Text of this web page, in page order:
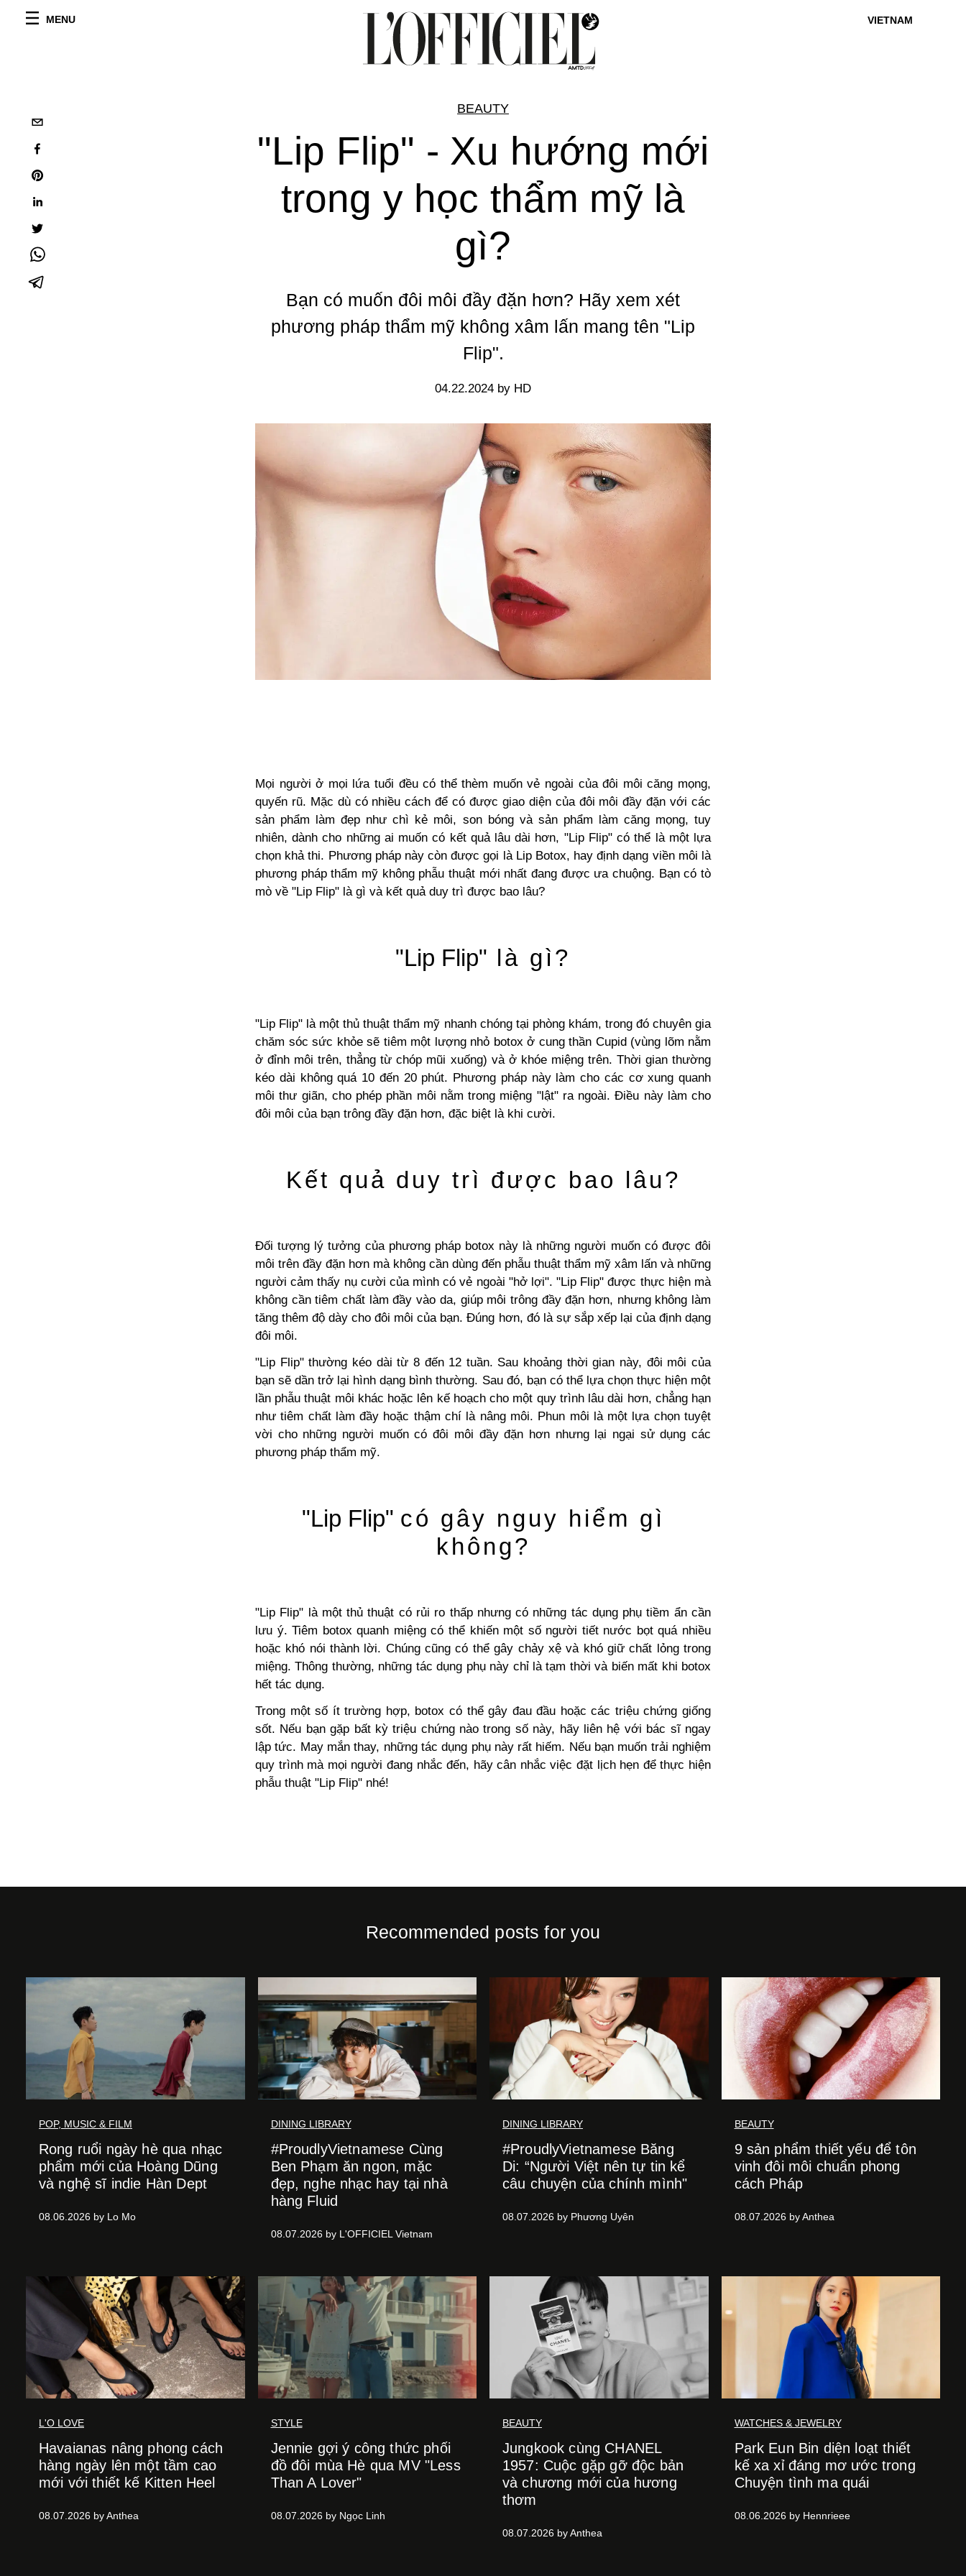
MENU VIETNAM
BEAUTY
"Lip Flip" - Xu hướng mới
trong y học thẩm mỹ là
gì?
Bạn có muốn đôi môi đầy đặn hơn? Hãy xem xét
phương pháp thẩm mỹ không xâm lấn mang tên "Lip
Flip".
04.22.2024 by HD
Mọi người ở mọi lứa tuổi đều có thể thèm muốn vẻ ngoài của đôi môi căng mọng,
quyến rũ. Mặc dù có nhiều cách để có được giao diện của đôi môi đầy đặn với các
sản phẩm làm đẹp như chì kẻ môi, son bóng và sản phẩm làm căng mọng, tuy
nhiên, dành cho những ai muốn có kết quả lâu dài hơn, "Lip Flip"có thể là một lựa
chọn khả thi. Phương pháp này còn được gọi là Lip Botox, hay định dạng viền môi là
phương pháp thẩm mỹ không phẫu thuật mới nhất đang được ưa chuộng. Bạn có tò
mò về "Lip Flip" là gì và kết quả duy trì được bao lâu?
"Lip Flip" là gì?
"Lip Flip" là một thủ thuật thẩm mỹ nhanh chóng tại phòng khám, trong đó chuyên gia
chăm sóc sức khỏe sẽ tiêm một lượng nhỏ botox ở cung thần Cupid (vùng lõm nằm
ở đỉnh môi trên, thẳng từ chóp mũi xuống) và ở khóe miệng trên. Thời gian thường
kéo dài không quá 10 đến 20 phút. Phương pháp này làm cho các cơ xung quanh
môi thư giãn, cho phép phần môi nằm trong miệng "lật" ra ngoài. Điều này làm cho
đôi môi của bạn trông đầy đặn hơn, đặc biệt là khi cười.
Kết quả duy trì được bao lâu?
Đối tượng lý tưởng của phương pháp botox này là những người muốn có được đôi
môi trên đầy đặn hơn mà không cần dùng đến phẫu thuật thẩm mỹ xâm lấn và những
người cảm thấy nụ cười của mình có vẻ ngoài "hở lợi"."Lip Flip" được thực hiện mà
không cần tiêm chất làm đầy vào da, giúp môi trông đầy đặn hơn, nhưng không làm
tăng thêm độ dày cho đôi môi của bạn. Đúng hơn, đó là sự sắp xếp lại của định dạng
đôi môi.
"Lip Flip"thường kéo dài từ 8 đến 12 tuần. Sau khoảng thời gian này, đôi môi của
bạn sẽ dần trở lại hình dạng bình thường. Sau đó, bạn có thể lựa chọn thực hiện một
lần phẫu thuật môi khác hoặc lên kế hoạch cho một quy trình lâu dài hơn, chẳng hạn
như tiêm chất làm đầy hoặc thậm chí là nâng môi. Phun môi là một lựa chọn tuyệt
vời cho những người muốn có đôi môi đầy đặn hơn nhưng lại ngại sử dụng các
phương pháp thẩm mỹ.
"Lip Flip" có gây nguy hiểm gì
không?
"Lip Flip" là một thủ thuật có rủi ro thấp nhưng có những tác dụng phụ tiềm ẩn cần
lưu ý. Tiêm botox quanh miệng có thể khiến một số người tiết nước bọt quá nhiều
hoặc khó nói thành lời. Chúng cũng có thể gây chảy xệ và khó giữ chất lỏng trong
miệng. Thông thường, những tác dụng phụ này chỉ là tạm thời và biến mất khi botox
hết tác dụng.
Trong một số ít trường hợp, botox có thể gây đau đầu hoặc các triệu chứng giống
sốt. Nếu bạn gặp bất kỳ triệu chứng nào trong số này, hãy liên hệ với bác sĩ ngay
lập tức. May mắn thay, những tác dụng phụ này rất hiếm. Nếu bạn muốn trải nghiệm
quy trình mà mọi người đang nhắc đến, hãy cân nhắc việc đặt lịch hẹn để thực hiện
phẫu thuật "Lip Flip" nhé!
Recommended posts for you
POP, MUSIC & FILM
Rong ruổi ngày hè qua nhạc
phẩm mới của Hoàng Dũng
và nghệ sĩ indie Hàn Dept
08.06.2026 by Lo Mo
DINING LIBRARY
#ProudlyVietnamese Cùng
Ben Phạm ăn ngon, mặc
đẹp, nghe nhạc hay tại nhà
hàng Fluid
08.07.2026 by L'OFFICIEL Vietnam
DINING LIBRARY
#ProudlyVietnamese Băng
Di: “Người Việt nên tự tin kể
câu chuyện của chính mình"
08.07.2026 by Phương Uyên
BEAUTY
9 sản phẩm thiết yếu để tôn
vinh đôi môi chuẩn phong
cách Pháp
08.07.2026 by Anthea
L'O LOVE
Havaianas nâng phong cách
hàng ngày lên một tầm cao
mới với thiết kế Kitten Heel
08.07.2026 by Anthea
STYLE
Jennie gợi ý công thức phối
đồ đôi mùa Hè qua MV "Less
Than A Lover"
08.07.2026 by Ngọc Linh
BEAUTY
Jungkook cùng CHANEL
1957: Cuộc gặp gỡ độc bản
và chương mới của hương
thơm
08.07.2026 by Anthea
WATCHES & JEWELRY
Park Eun Bin diện loạt thiết
kế xa xỉ đáng mơ ước trong
Chuyện tình ma quái
08.06.2026 by Hennrieee